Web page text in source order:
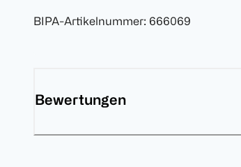
BIPA-Artikelnummer: 666069
Bewertungen